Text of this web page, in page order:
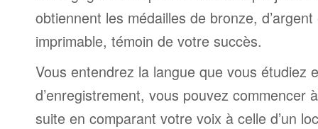
obtiennent les médailles de bronze,
imprimable, témoin de votre succès.
Vous entendrez la langue que vous étudiez
d’enregistrement, vous pouvez commencer
suite en comparant votre voix à celle d’un